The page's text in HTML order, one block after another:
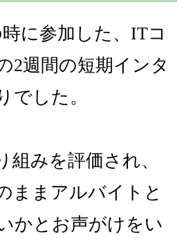
に参加した、ITコ
2週間の短期インタ
でした。
組みを評価され、
ままアルバイトと
かとお声がけをい